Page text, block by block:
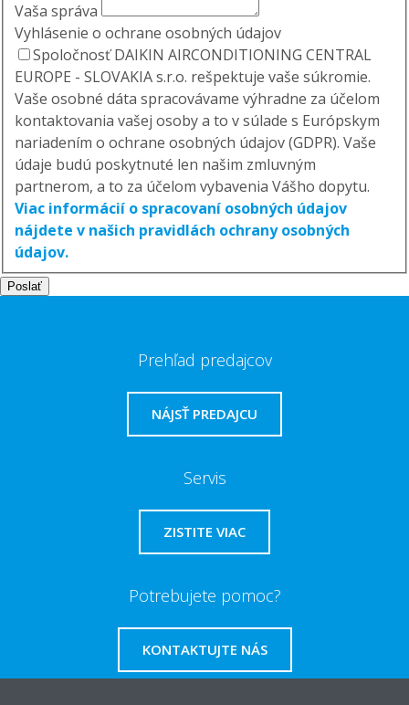
Vaša správa
Vyhlásenie o ochrane osobných údajov
Spoločnosť DAIKIN AIRCONDITIONING CENTRAL
EUROPE - SLOVAKIA s.r.o. rešpektuje vaše súkromie.
Vaše osobné dáta spracovávame výhradne za účelom
kontaktovania vašej osoby a to v súlade s Európskym
nariadením o ochrane osobných údajov (GDPR). Vaše
údaje budú poskytnuté len našim zmluvným
partnerom, a to za účelom vybavenia Vášho dopytu.
Viac informácií o spracovaní osobných údajov
nájdete v našich pravidlách ochrany osobných
údajov.
Prehľad predajcov
NÁJSŤ PREDAJCU
Servis
ZISTITE VIAC
Potrebujete pomoc?
KONTAKTUJTE NÁS